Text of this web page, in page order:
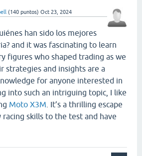
(140 puntos) Oct 23, 2024
han sido los mejores
and it was fascinating to learn
figures who shaped trading as we
strategies and insights are a
for anyone interested in
into such an intriguing topic, I like
Moto X3M . It’s a thrilling escape
racing skills to the test and have